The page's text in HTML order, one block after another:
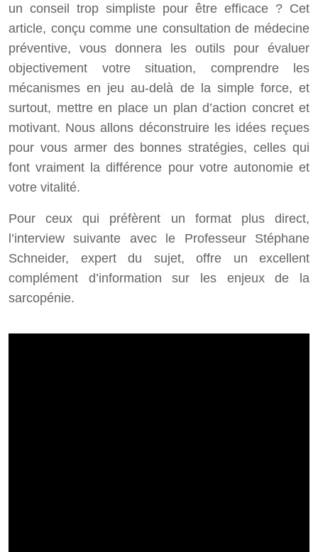
un conseil trop simpliste pour être efficace ? Cet
article, conçu comme une consultation de médecine
préventive, vous donnera les outils pour évaluer
objectivement votre situation, comprendre les
mécanismes en jeu au-delà de la simple force, et
surtout, mettre en place un plan d’action concret et
motivant. Nous allons déconstruire les idées reçues
pour vous armer des bonnes stratégies, celles qui
font vraiment la différence pour votre autonomie et
votre vitalité.
Pour ceux qui préfèrent un format plus direct,
l’interview suivante avec le Professeur Stéphane
Schneider, expert du sujet, offre un excellent
complément d’information sur les enjeux de la
sarcopénie.